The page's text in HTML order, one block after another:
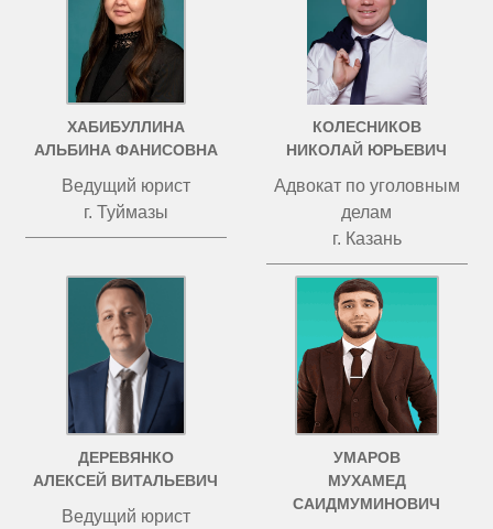
ХАБИБУЛЛИНА
АЛЬБИНА ФАНИСОВНА
Ведущий юрист
г. Туймазы
КОЛЕСНИКОВ
НИКОЛАЙ ЮРЬЕВИЧ
Адвокат по уголовным
делам
г. Казань
ДЕРЕВЯНКО
АЛЕКСЕЙ ВИТАЛЬЕВИЧ
Ведущий юрист
УМАРОВ
МУХАМЕД
САИДМУМИНОВИЧ